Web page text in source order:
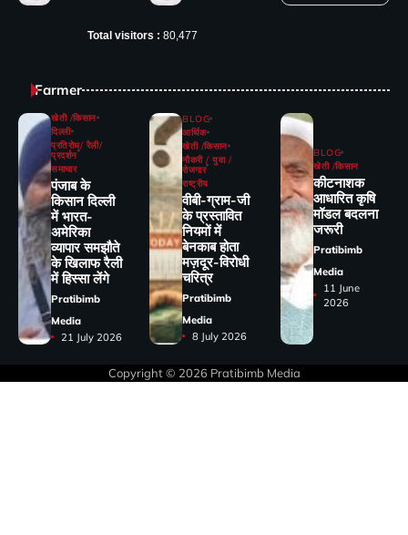
Total visitors : 80,477
Farmer
खेती /किसान
दिल्ली
प्रतिरोध/ रैली/
प्रदर्शन
समाचार
पंजाब के
किसान दिल्ली
में भारत-
अमेरिका
व्यापार समझौते
के खिलाफ रैली
में हिस्सा लेंगे
Pratibimb
Media
21 July 2026
BLOG
आर्थिक
खेती /किसान
नौकरी / युवा /
रोजगार
राष्ट्रीय
वीबी-ग्राम-जी
के प्रस्तावित
नियमों में
बेनकाब होता
मज़दूर-विरोधी
चरित्र
Pratibimb
Media
8 July 2026
BLOG
खेती /किसान
कीटनाशक
आधारित कृषि
मॉडल बदलना
जरूरी
Pratibimb
Media
11 June
2026
Copyright © 2026 Pratibimb Media